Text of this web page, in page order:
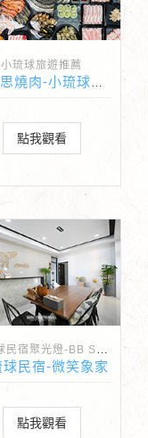
小琉球旅遊推薦
雀爾思燒肉-小琉球最新最強大的燒肉餐廳吃到飽
點我觀看
球民宿-微笑象家
點我觀看